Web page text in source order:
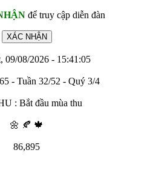
để truy cập diễn đàn
09/08/2026 - 15:41:05
- Tuần 32/52 - Quý 3/4
: Bắt đầu mùa thu
🌼 🍂 🍁
86,895